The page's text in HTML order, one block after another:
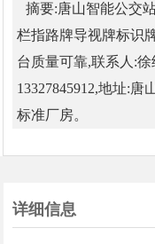
摘要:唐山智能公交
栏指路牌导视牌标识
台质量可靠,联系人:徐
13327845912,地址:
标准厂房。
详细信息